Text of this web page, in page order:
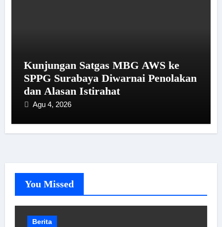
Kunjungan Satgas MBG AWS ke
SPPG Surabaya Diwarnai Penolakan
dan Alasan Istirahat
Agu 4, 2026
You Missed
Berita